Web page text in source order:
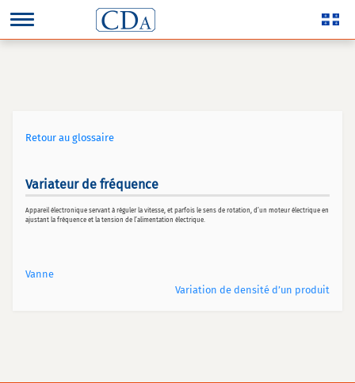
Retour au glossaire
Variateur de fréquence
Appareil électronique servant à réguler la vitesse, et parfois le sens de rotation, d’un moteur électrique en
ajustant la fréquence et la tension de l’alimentation électrique.
Vanne
Variation de densité d’un produit